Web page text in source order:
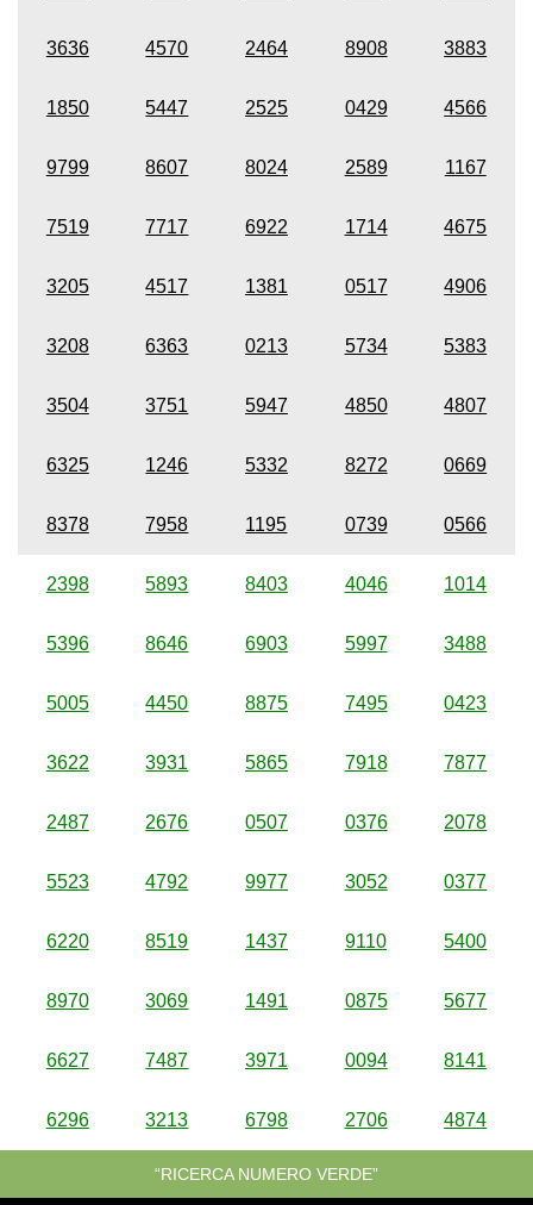
3636 4570 2464 8908 3883
1850 5447 2525 0429 4566
9799 8607 8024 2589 1167
7519 7717 6922 1714 4675
3205 4517 1381 0517 4906
3208 6363 0213 5734 5383
3504 3751 5947 4850 4807
6325 1246 5332 8272 0669
8378 7958 1195 0739 0566
2398 5893 8403 4046 1014
5396 8646 6903 5997 3488
5005 4450 8875 7495 0423
3622 3931 5865 7918 7877
2487 2676 0507 0376 2078
5523 4792 9977 3052 0377
6220 8519 1437 9110 5400
8970 3069 1491 0875 5677
6627 7487 3971 0094 8141
6296 3213 6798 2706 4874
“RICERCA NUMERO VERDE”